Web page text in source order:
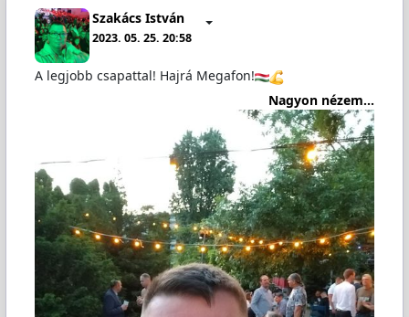
Szakács István
2023. 05. 25. 20:58
A legjobb csapattal! Hajrá Megafon!
Nagyon nézem...